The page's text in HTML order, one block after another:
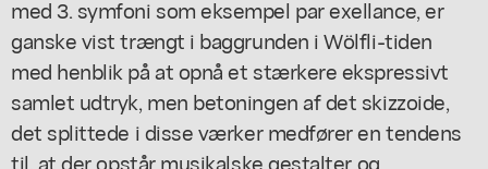
med 3. symfoni som eksempel par exellance, er
ganske vist trængt i baggrunden i Wölfli-tiden
med henblik på at opnå et stærkere ekspressivt
samlet udtryk, men betoningen af det skizzoide,
det splittede i disse værker medfører en tendens
til, at der opstår musikalske gestalter og